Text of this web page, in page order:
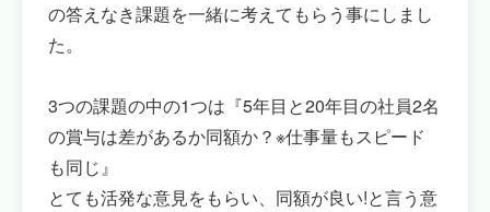
の答えなき課題を一緒に考えてもらう事にしまし
た。
3つの課題の中の1つは『5年目と20年目の社員2名
の賞与は差があるか同額か？※仕事量もスピード
も同じ』
とても活発な意見をもらい、同額が良い!と言う意